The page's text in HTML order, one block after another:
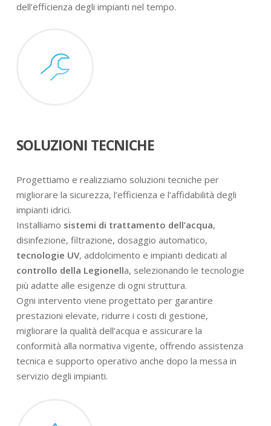
dell’efficienza degli impianti nel tempo.
SOLUZIONI TECNICHE
Progettiamo e realizziamo soluzioni tecniche per
migliorare la sicurezza, l’efficienza e l’affidabilità degli
impianti idrici.
Installiamo sistemi di trattamento dell’acqua,
disinfezione, filtrazione, dosaggio automatico,
tecnologie UV, addolcimento e impianti dedicati al
controllo della Legionella, selezionando le tecnologie
più adatte alle esigenze di ogni struttura.
Ogni intervento viene progettato per garantire
prestazioni elevate, ridurre i costi di gestione,
migliorare la qualità dell’acqua e assicurare la
conformità alla normativa vigente, offrendo assistenza
tecnica e supporto operativo anche dopo la messa in
servizio degli impianti.